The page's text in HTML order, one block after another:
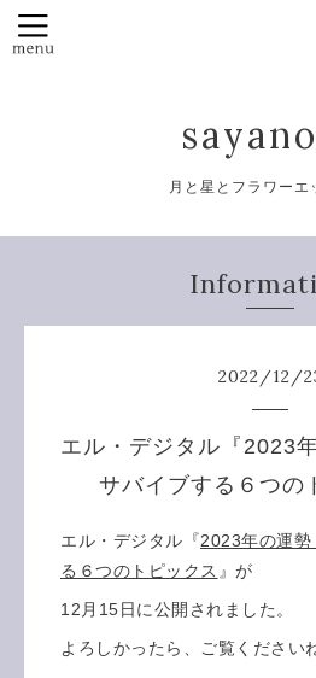
月と星とフラワーエ
2022/12/
エル・デジタル『2023
サバイブする６つの
エル・デジタル『2023年の運勢
る６つのトピックス 』が
12月15日に公開されました。
よろしかったら、ご覧ください